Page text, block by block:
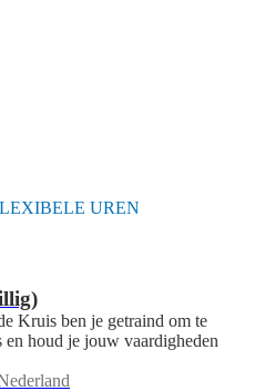
UREN
Kruis ben je getraind om te
en houd je jouw vaardigheden